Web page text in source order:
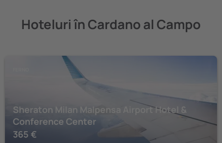
Hoteluri în Cardano al Campo
Sheraton Milan Malpensa Airport Hotel &
Conference Center
365 €